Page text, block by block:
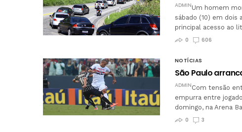
ADMINUm homem
sábado (10) em dois
principal acesso ao
0
606
NOTÍCIAS
São Paulo
ADMINCom tensão
empurra entre
domingo, na Arena
0
3